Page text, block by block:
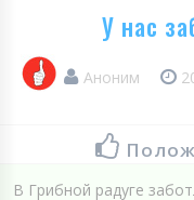
У нас
Аноним
В Грибной радуге